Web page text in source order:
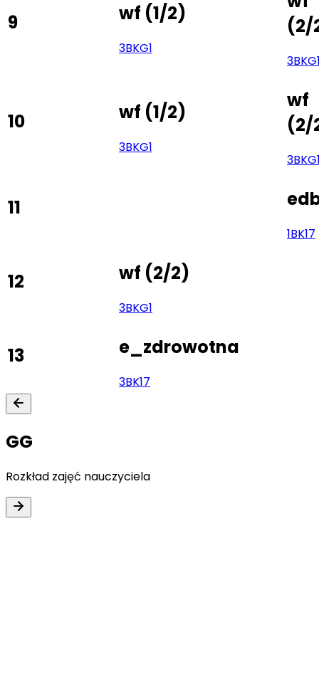
9 wf (1/2)
3BKG1
(2/
3BK
10 wf (1/2)
3BKG1
wf
(2/
3BK
11
1BK17
12 wf (2/2)
3BKG1
13 e_zdrowotna
3BK17
GG
Rozkład zajęć nauczyciela